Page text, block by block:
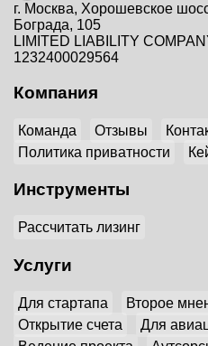
г. Москва, Хорошевское
Бограда, 105
LIMITED LIABILITY
1232400029564
Компания
Команда Отзывы
Политика приватности
Инструменты
Рассчитать лизинг
Услуги
Для стартапа Второе
Открытие счета
Для